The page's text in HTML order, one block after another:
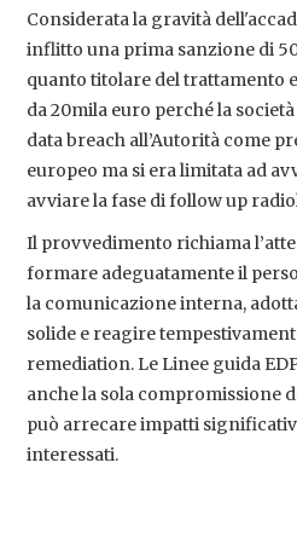
Considerata la gravità
inflitto una prima sanzione di
quanto titolare del trattamento
da 20mila euro perché la
data breach all’Autorità come
europeo ma si era limitata ad
avviare la fase di follow up
Il provvedimento richiama
formare adeguatamente il
la comunicazione interna,
solide e reagire
remediation. Le Linee guida
anche la sola compromissione
può arrecare impatti
interessati.